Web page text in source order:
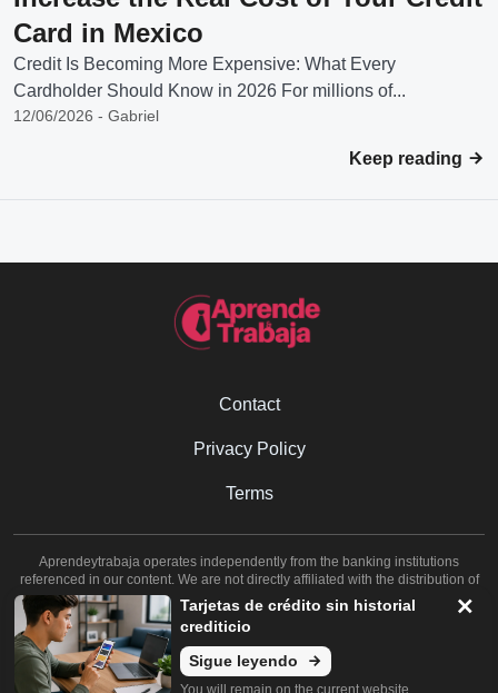
Tarjetas de crédito sin historial
crediticio
Sigue leyendo
Card in Mexico
Credit Is Becoming More Expensive: What Every
Cardholder Should Know in 2026 For millions of...
12/06/2026 - Gabriel
Keep reading
Contact
Privacy Policy
Terms
Aprendeytrabaja operates independently from the banking institutions
referenced in our content. We are not directly affiliated with the distribution of
financial products such as credit cards, loans, or financing. Our primary
objective is to provide valuable information to assist you in discovering optimal
solutions for your financial needs.
Copyright © 2008-2024